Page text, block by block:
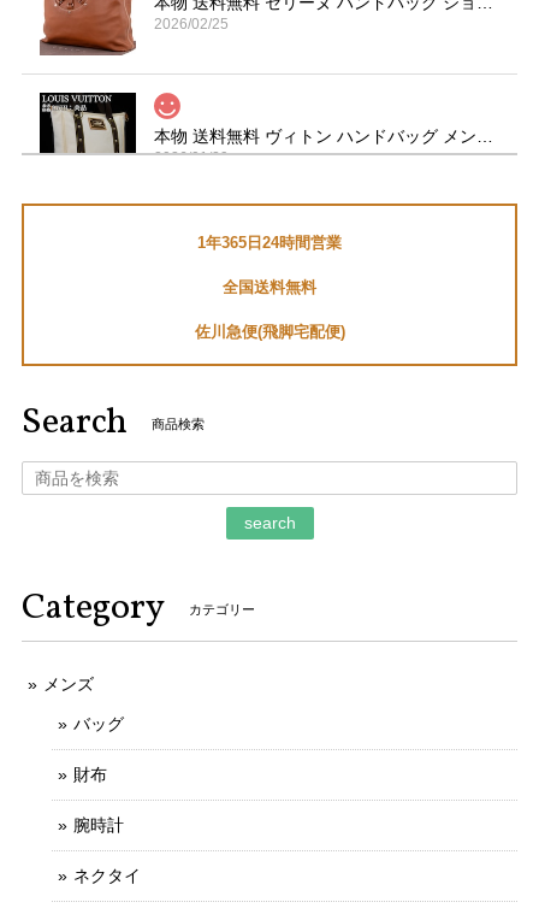
2026/02/25
2026/01/29
2026/01/05
そのように言っていただけましてとても嬉しく
存じます。 お客様のお言葉がとても励みになり
ます。 ご丁寧なお取引をしていただきましてあ
不明な点や質問にも迅速かつご丁寧に対応していただける信
用のできるお店です。
ご丁寧なお取引をしていただきましてありがと
うございます。 とても信頼できるお客様で、安
1年365日24時間営業
全国送料無料
佐川急便(飛脚宅配便)
Search 商品検索
search
Category カテゴリー
メンズ
バッグ
財布
腕時計
ネクタイ